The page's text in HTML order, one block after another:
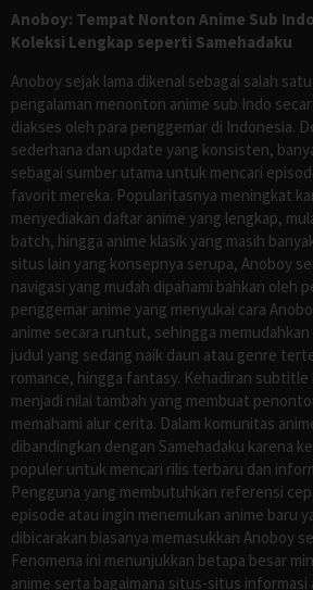
Anoboy: Tempat Nonton Anime Sub
Koleksi Lengkap seperti Samehadaku
Anoboy sejak lama dikenal sebagai salah
pengalaman menonton anime sub Indo
diakses oleh para penggemar di Indonesia.
sederhana dan update yang konsisten,
sebagai sumber utama untuk mencari
favorit mereka. Popularitasnya meningkat
menyediakan daftar anime yang lengkap,
batch, hingga anime klasik yang masih
situs lain yang konsepnya serupa, Anoboy
navigasi yang mudah dipahami bahkan oleh
penggemar anime yang menyukai cara
anime secara runtut, sehingga
judul yang sedang naik daun atau genre
romance, hingga fantasy. Kehadiran subtitle
menjadi nilai tambah yang membuat
memahami alur cerita. Dalam komunitas
dibandingkan dengan Samehadaku karena
populer untuk mencari rilis terbaru dan
Pengguna yang membutuhkan referensi
episode atau ingin menemukan anime baru
dibicarakan biasanya memasukkan Anoboy
Fenomena ini menunjukkan betapa besar
anime serta bagaimana situs-situs